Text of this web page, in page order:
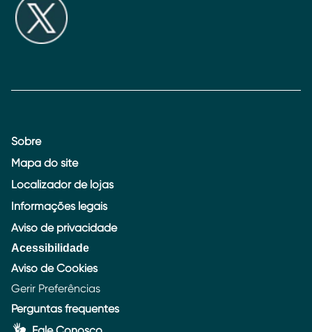
Sobre
Mapa do site
Localizador de lojas
Informações legais
Aviso de privacidade
Acessibilidade
Aviso de Cookies
Gerir Preferências
Perguntas frequentes